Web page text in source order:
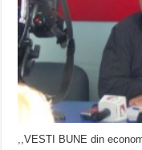
,,VESTI BUNE din